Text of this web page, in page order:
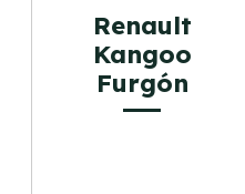
Renault
Kangoo
Furgón